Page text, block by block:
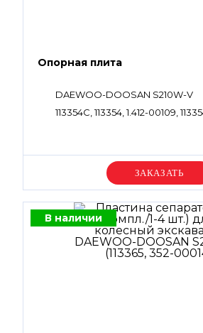
Опорная плита
DAEWOO-DOOSAN S210W-V
113354C, 113354, 1.412-00109,
Уточняйте цену
В наличии